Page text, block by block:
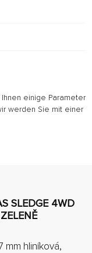
einige Parameter
werden Sie mit einer
SLEDGE 4WD
mm hliníková,